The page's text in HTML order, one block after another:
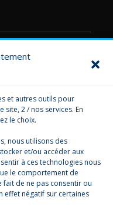
et autres outils pour
2 / nos services. En
le choix.
nous utilisons des
et/ou accéder aux
à ces technologies nous
le comportement de
fait de ne pas consentir ou
effet négatif sur certaines